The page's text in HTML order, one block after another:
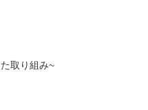
取り組み~